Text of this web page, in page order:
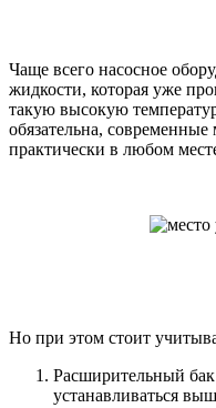
Чаще всего насосное
жидкости, которая уже
такую высокую
обязательна,
практически в любом
Но при этом стоит
Расширительный
устанавливаться